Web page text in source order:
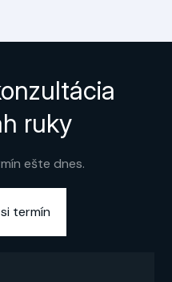
ruky
ešte dnes.
termín